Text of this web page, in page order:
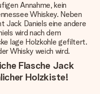
Annahme, kein
Whiskey. Neben
Jack Daniels eine andere
wird nach dem
lage Holzkohle gefiltert.
Whisky weich wird.
Flasche Jack
Holzkiste!